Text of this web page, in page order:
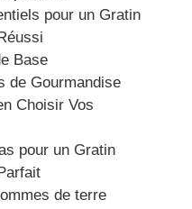
pour un Gratin
Base
de Gourmandise
Choisir Vos
pour un Gratin
de terre